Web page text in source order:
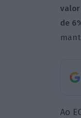
valor
de
Ao